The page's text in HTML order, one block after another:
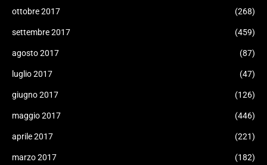
ottobre 2017 (268)
settembre 2017 (459)
agosto 2017 (87)
luglio 2017 (47)
giugno 2017 (126)
maggio 2017 (446)
aprile 2017 (221)
marzo 2017 (182)